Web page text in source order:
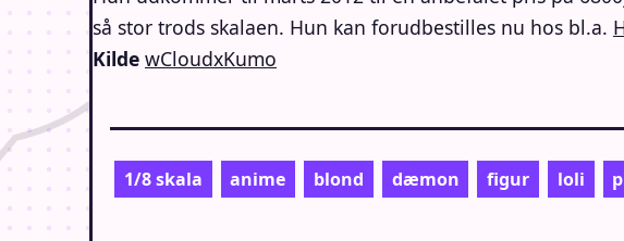
så stor trods skalaen. Hun kan forudbestilles nu hos bl.a.
Kilde wCloudxKumo
1/8 skala anime blond dæmon figur loli